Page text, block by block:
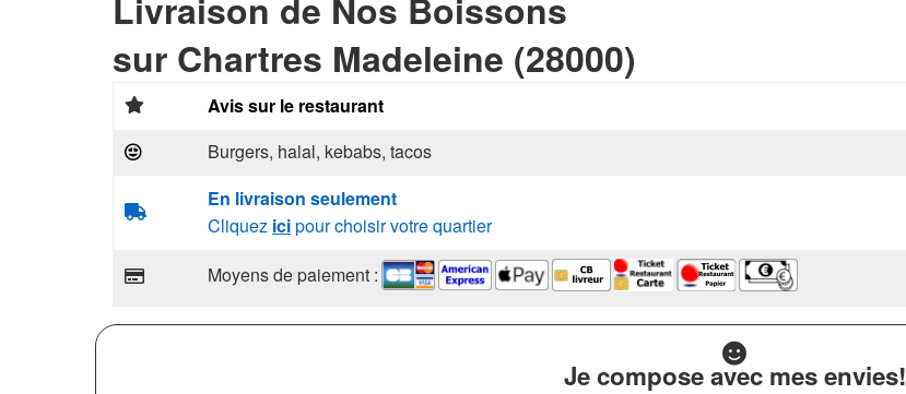
sur Chartres Madeleine (28000)
Avis sur le restaurant
Burgers, halal, kebabs, tacos
En livraison seulement
Cliquez icipour choisir votre quartier
Moyens de paiement :
Je compose avec mes envies!